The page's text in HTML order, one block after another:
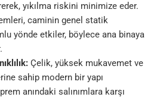
yıkılma riskini minimize eder.
caminin genel statik
yönde etkiler, böylece ana binaya
Çelik, yüksek mukavemet ve
sahip modern bir yapı
anındaki salınımlara karşı